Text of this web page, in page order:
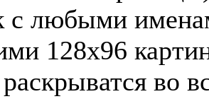
с любыми
128х96
во